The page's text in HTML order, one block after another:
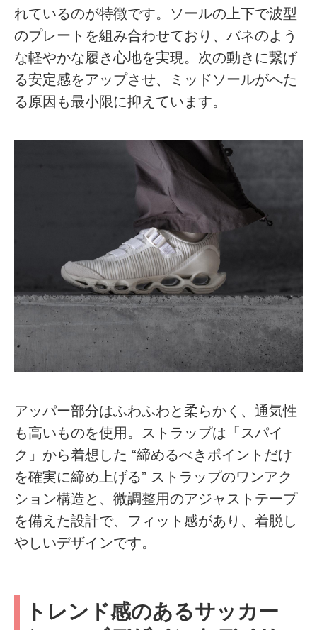
れているのが特徴です。ソールの上下で波型
のプレートを組み合わせており、バネのよう
な軽やかな履き心地を実現。次の動きに繋げ
る安定感をアップさせ、ミッドソールがへた
る原因も最小限に抑えています。
アッパー部分はふわふわと柔らかく、通気性
も高いものを使用。ストラップは「スパイ
ク」から着想した “締めるべきポイントだけ
を確実に締め上げる” ストラップのワンアク
ション構造と、微調整用のアジャストテープ
を備えた設計で、フィット感があり、着脱し
やしいデザインです。
トレンド感のあるサッカー